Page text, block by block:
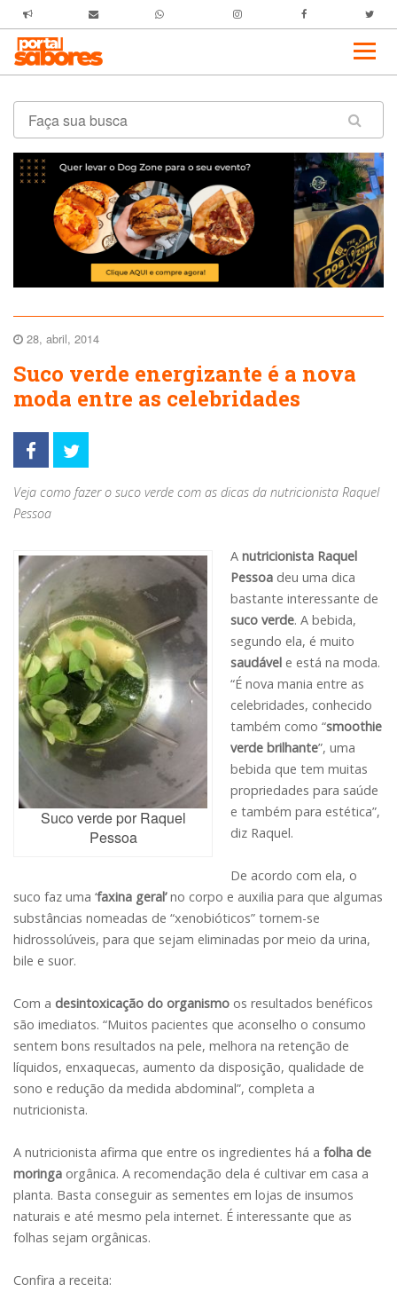
28, abril, 2014
Suco verde energizante é a nova
moda entre as celebridades
Veja como fazer o suco verde com as dicas da nutricionista Raquel
Pessoa
Suco verde por Raquel
Pessoa
A nutricionista Raquel
Pessoa deu uma dica
bastante interessante de
suco verde. A bebida,
segundo ela, é muito
saudável e está na moda.
“É nova mania entre as
celebridades, conhecido
também como “smoothie
verde brilhante”, uma
bebida que tem muitas
propriedades para saúde
e também para estética”,
diz Raquel.
De acordo com ela, o
suco faz uma ‘faxina geral’no corpo e auxilia para que algumas
substâncias nomeadas de “xenobióticos” tornem-se
hidrossolúveis, para que sejam eliminadas por meio da urina,
bile e suor.
Com a desintoxicação do organismo os resultados benéficos
são imediatos. “Muitos pacientes que aconselho o consumo
sentem bons resultados na pele, melhora na retenção de
líquidos, enxaquecas, aumento da disposição, qualidade de
sono e redução da medida abdominal”, completa a
nutricionista.
A nutricionista afirma que entre os ingredientes há a folha de
moringa orgânica. A recomendação dela é cultivar em casa a
planta. Basta conseguir as sementes em lojas de insumos
naturais e até mesmo pela internet. É interessante que as
folhas sejam orgânicas.
Confira a receita: